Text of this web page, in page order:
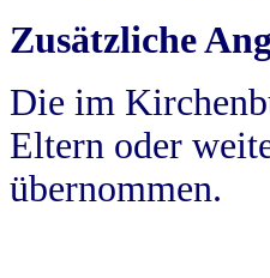
Zusätzliche
Die im
Eltern oder
übernommen.